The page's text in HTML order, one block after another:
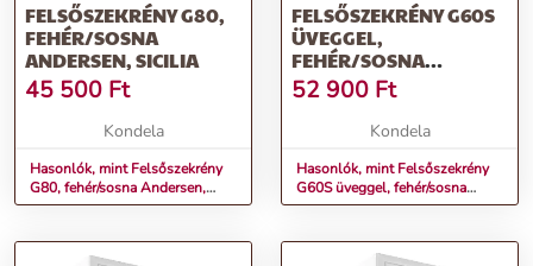
FELSŐSZEKRÉNY G80,
FEHÉR/SOSNA
ANDERSEN, SICILIA
45 500 Ft
Kondela
Hasonlók, mint Felsőszekrény
G80, fehér/sosna Andersen,
SICILIA
FELSŐSZEKRÉNY G60S
ÜVEGGEL,
FEHÉR/SOSNA
ANDERSEN, SICILIA
52 900 Ft
Kondela
Hasonlók, mint Felsőszekrény
G60S üveggel, fehér/sosna
Andersen, SICILIA